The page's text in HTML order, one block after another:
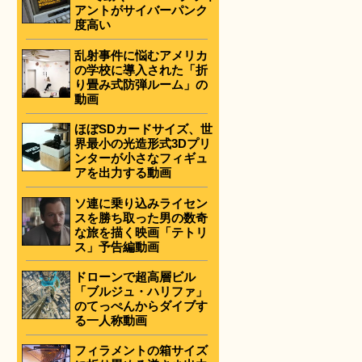
アントがサイバーパンク
度高い
乱射事件に悩むアメリカ
の学校に導入された「折
り畳み式防弾ルーム」の
動画
ほぼSDカードサイズ、世
界最小の光造形式3Dプリ
ンターが小さなフィギュ
アを出力する動画
ソ連に乗り込みライセン
スを勝ち取った男の数奇
な旅を描く映画「テトリ
ス」予告編動画
ドローンで超高層ビル
「ブルジュ・ハリファ」
のてっぺんからダイブす
る一人称動画
フィラメントの箱サイズ